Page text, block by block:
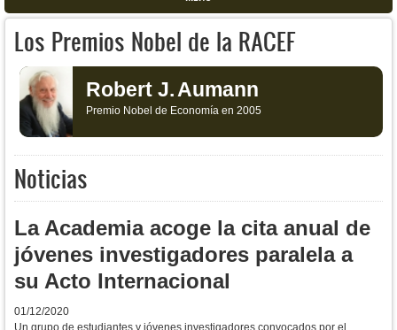
Los Premios Nobel de la RACEF
Robert J.Aumann
Premio Nobel de Economía en 2005
Noticias
La Academia acoge la cita anual de
jóvenes investigadores paralela a
su Acto Internacional
01/12/2020